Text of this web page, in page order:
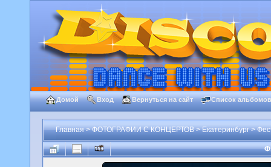
Домой Вход Вернуться на сайт Список альбомов
Главная>ФОТОГРАФИИ С КОНЦЕРТОВ>Екатеринбург>